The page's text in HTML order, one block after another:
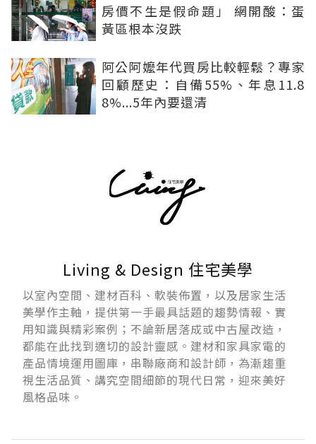
房價不生是假命題」 網開酸：蛋
黃區根本沒跌
阿公阿嬤年代買房比較輕鬆？專家
回顧歷史：自備55%、年息11.8
8%...5年內要還清
Living & Design 住宅美學
以室內空間、建材百科、軟裝佈置，以及居家生活
美學作主軸，提供第一手最具話題的趨勢情報、實
用知識與精彩案例；不論新居落成或中古屋改造，
都能在此找到適切的設計靈感。建材和家具家電的
產品情境運用圖庫，串聯廠商和設計師，為漸趨重
視生活品質、講究空間細節的現代日常，迎來美好
風格品味。